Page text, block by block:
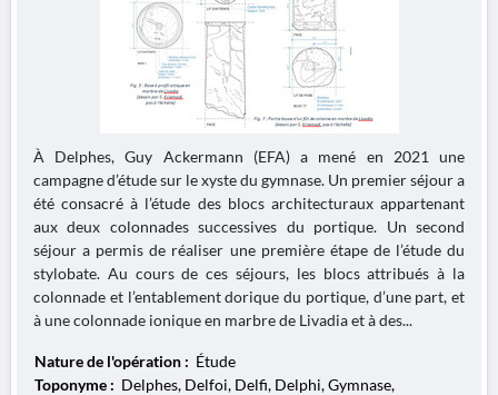
À Delphes, Guy Ackermann (EFA) a mené en 2021 une
campagne d’étude sur le xyste du gymnase. Un premier séjour a
été consacré à l’étude des blocs architecturaux appartenant
aux deux colonnades successives du portique. Un second
séjour a permis de réaliser une première étape de l’étude du
stylobate. Au cours de ces séjours, les blocs attribués à la
colonnade et l’entablement dorique du portique, d’une part, et
à une colonnade ionique en marbre de Livadia et à des...
Nature de l'opération : Étude
Toponyme : Delphes, Delfoi, Delfi, Delphi, Gymnase,